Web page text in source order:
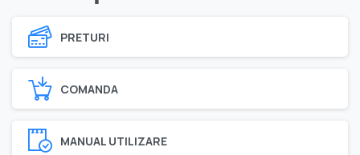
PRETURI
COMANDA
MANUAL UTILIZARE